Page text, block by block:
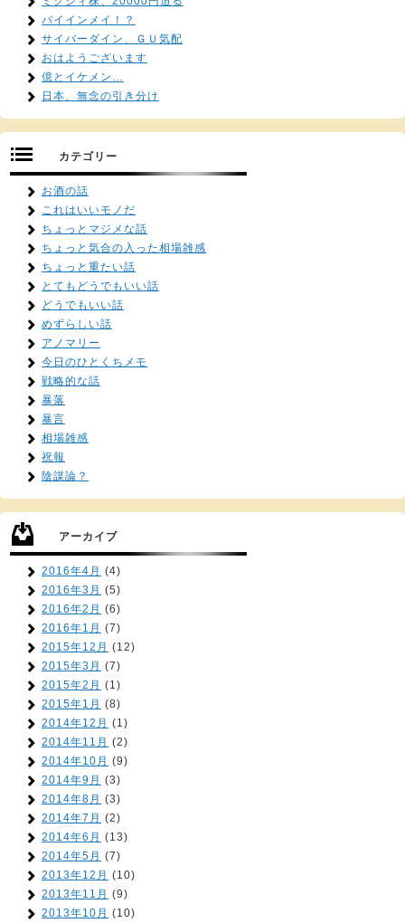
バイインメイ！？
サイバーダイン、ＧＵ気配
おはようございます
億とイケメン…
日本、無念の引き分け
カテゴリー
お酒の話
これはいいモノだ
ちょっとマジメな話
ちょっと気合の入った相場雑感
ちょっと重たい話
とてもどうでもいい話
どうでもいい話
めずらしい話
アノマリー
今日のひとくちメモ
戦略的な話
暴落
暴言
相場雑感
祝報
陰謀論？
アーカイブ
2016年4月 (4)
2016年3月 (5)
2016年2月 (6)
2016年1月 (7)
2015年12月 (12)
2015年3月 (7)
2015年2月 (1)
2015年1月 (8)
2014年12月 (1)
2014年11月 (2)
2014年10月 (9)
2014年9月 (3)
2014年8月 (3)
2014年7月 (2)
2014年6月 (13)
2014年5月 (7)
2013年12月 (10)
2013年11月 (9)
2013年10月 (10)